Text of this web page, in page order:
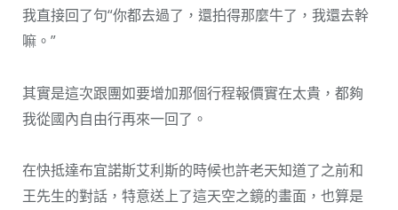
我直接回了句“你都去過了，還拍得那麼牛了，我還去幹
嘛。”
其實是這次跟團如要增加那個行程報價實在太貴，都夠
我從國內自由行再來一回了。
在快抵達布宜諾斯艾利斯的時候也許老天知道了之前和
王先生的對話，特意送上了這天空之鏡的畫面，也算是